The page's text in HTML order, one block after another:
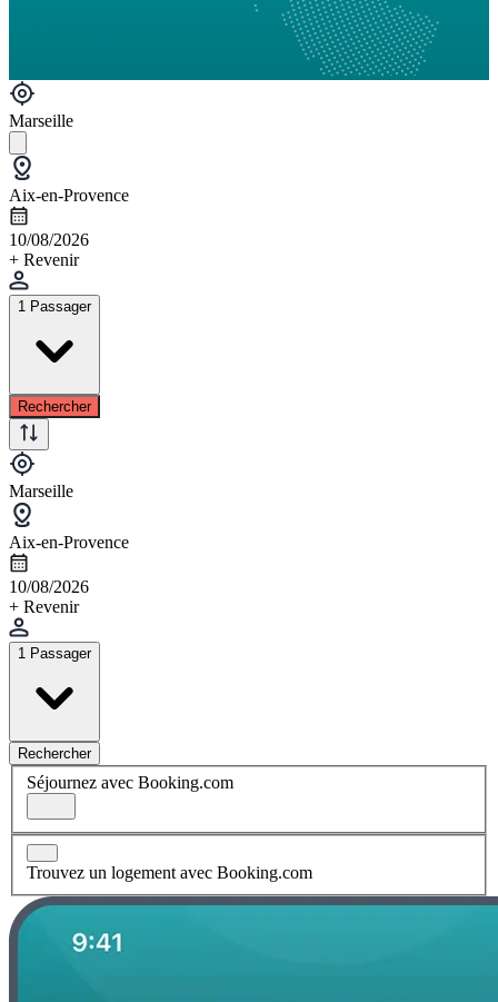
Marseille
Aix-en-Provence
10/08/2026
+ Revenir
1 Passager
Rechercher
Marseille
Aix-en-Provence
10/08/2026
+ Revenir
1 Passager
Rechercher
Séjournez avec Booking.com
Trouvez un logement avec Booking.com